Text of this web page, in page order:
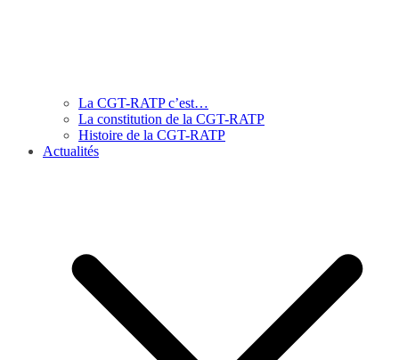
La CGT-RATP c’est…
La constitution de la CGT-RATP
Histoire de la CGT-RATP
Actualités